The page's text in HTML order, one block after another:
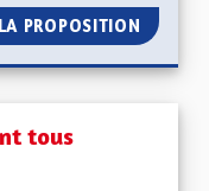
PROPOSITION
tous